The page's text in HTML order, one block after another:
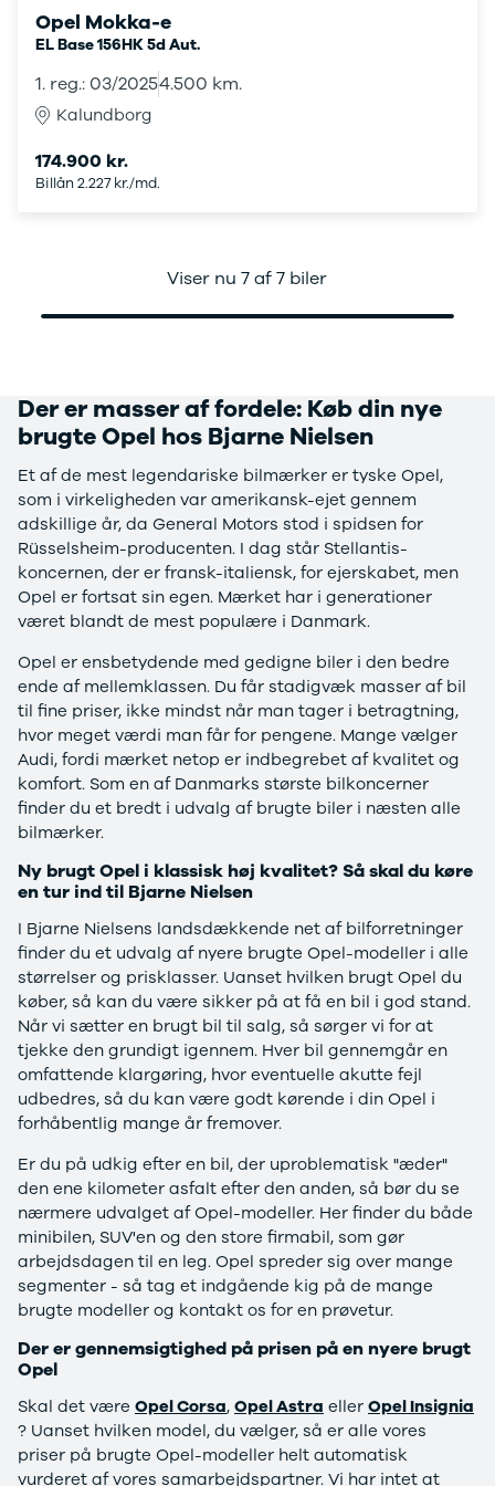
4 Electric
Modeller
Privatleasing
Tilbud
Electric
Anmeldelser
Modeller
Zeekr
X
Anmeldelser
Privatleasing
Tilbud
7GT
Modeller
Anmeldelser
Privatleasing
Tilbud
7X
Modeller
Anmeldelser
Privatleasing
Tilbud
001
Modeller
Privatleasing
Tilbud
Polestar
2
Modeller
Anmeldelser
Privatleasing
Tilbud
3
Modeller
Anmeldelser
Tilbud
4
Modeller
Anmeldelser
Privatleasing
Tilbud
5
Anmeldelser
Tilbud
Mazda
6e
Modeller
L3 Van
Transit 350
Transit 350
Tourneo
Custom 340L
Civic
Accord
Hyundai
Se alle
Hyundai
Elbil
Ioniq
Ioniq 5
Ioniq 6
Kona
i10
i20
i30
Tucson
Santa Fe
Iveco
Se alle Iveco
Kia
Se alle Kia
Elbil
SUV
Stationcar
EV3
EV4
EV6
EV9
Niro
e-Niro
Ceed
Rio
Optima
Sorento
Sportage
Stonic
Venga
ProCeed
Se alle Land
Rover
Range Rover
Sport
Opel Mokka-e
EL Base 156HK 5d Aut.
1. reg.: 03/20254.500 km.
Kalundborg
174.900 kr.
Billån 2.227 kr./md.
Viser nu 7 af 7 biler
Der er masser af fordele: Køb din nye
brugte Opel hos Bjarne Nielsen
Et af de mest legendariske bilmærker er tyske Opel,
som i virkeligheden var amerikansk-ejet gennem
adskillige år, da General Motors stod i spidsen for
Rüsselsheim-producenten. I dag står Stellantis-
koncernen, der er fransk-italiensk, for ejerskabet, men
Opel er fortsat sin egen. Mærket har i generationer
været blandt de mest populære i Danmark.
Opel er ensbetydende med gedigne biler i den bedre
ende af mellemklassen. Du får stadigvæk masser af bil
til fine priser, ikke mindst når man tager i betragtning,
hvor meget værdi man får for pengene. Mange vælger
Audi, fordi mærket netop er indbegrebet af kvalitet og
komfort. Som en af Danmarks største bilkoncerner
finder du et bredt i udvalg af brugte biler i næsten alle
bilmærker.
Ny brugt Opel i klassisk høj kvalitet? Så skal du køre
en tur ind til Bjarne Nielsen
I Bjarne Nielsens landsdækkende net af bilforretninger
finder du et udvalg af nyere brugte Opel-modeller i alle
størrelser og prisklasser. Uanset hvilken brugt Opel du
køber, så kan du være sikker på at få en bil i god stand.
Når vi sætter en brugt bil til salg, så sørger vi for at
tjekke den grundigt igennem. Hver bil gennemgår en
omfattende klargøring, hvor eventuelle akutte fejl
udbedres, så du kan være godt kørende i din Opel i
forhåbentlig mange år fremover.
Er du på udkig efter en bil, der uproblematisk "æder"
den ene kilometer asfalt efter den anden, så bør du se
nærmere udvalget af Opel-modeller. Her finder du både
minibilen, SUV'en og den store firmabil, som gør
arbejdsdagen til en leg. Opel spreder sig over mange
segmenter - så tag et indgående kig på de mange
brugte modeller og kontakt os for en prøvetur.
Der er gennemsigtighed på prisen på en nyere brugt
Opel
Skal det være Opel Corsa, Opel Astra eller Opel Insignia
? Uanset hvilken model, du vælger, så er alle vores
priser på brugte Opel-modeller helt automatisk
vurderet af vores samarbejdspartner. Vi har intet at